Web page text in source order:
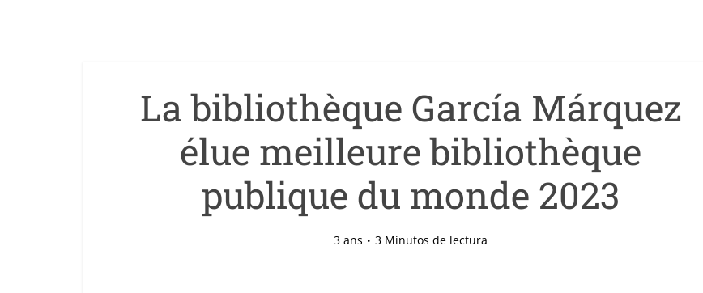
La bibliothèque García Márquez
élue meilleure bibliothèque
publique du monde 2023
3 ans 3 Minutos de lectura